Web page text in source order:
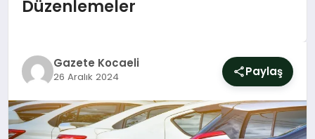
MAGAZIN
YAŞAM
DÜNYA
Düzenlemeler
Gazete Kocaeli
26 Aralık 2024 Paylaş